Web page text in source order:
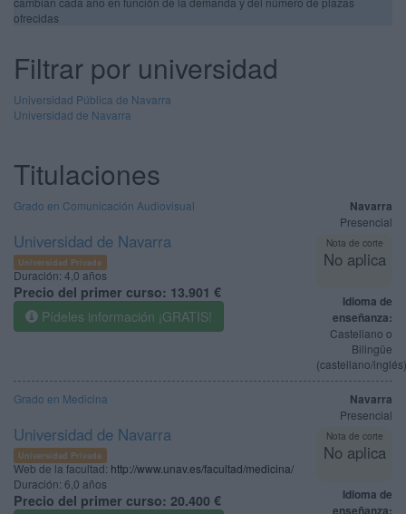
ofrecidas
Filtrar por universidad
Universidad Pública de Navarra
Universidad de Navarra
Titulaciones
Navarra
Presencial
Nota de corte
No aplica
Idioma de
enseñanza:
Castellano o
Bilingüe
(castellano/
Grado en Comunicación Audiovisual
Universidad de Navarra
Universidad Privada
Duración:4,0 años
Precio del primer curso: 13.901 €
Pídeles información ¡GRATIS!
Navarra
Presencial
Nota de corte
No aplica
Idioma de
enseñanza:
Grado en Medicina
Universidad de Navarra
Universidad Privada
Web de la facultad: http://www.unav.es/facultad/medicina/
Duración: 6,0 años
Precio del primer curso: 20.400 €